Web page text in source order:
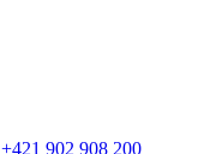
+421 902 908 200